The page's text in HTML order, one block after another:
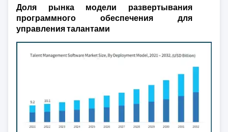
Доля рынка модели развертывания
программного обеспечения для
управления талантами